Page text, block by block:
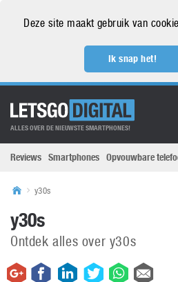
Deze site maakt gebruik van
Ik snap het!
ALLES OVER DE NIEUWSTE SMARTPHONES!
Reviews Smartphones Opvouwbare
y30s
y30s
Ontdek alles over y30s